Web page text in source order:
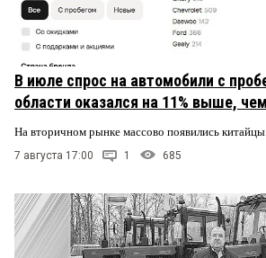
В июле спрос на автомобили с
области оказался на 11% выше,
На вторичном рынке массово появились
7 августа 17:00 1 685